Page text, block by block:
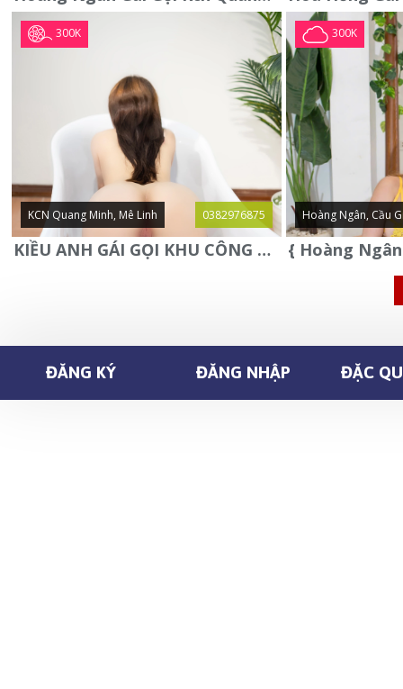
300K
KCN Quang Minh, Mê Linh 0382976875
KIỀU ANH GÁI GỌI KHU CÔNG NGHIỆP QUANG MINH - MÊ LINH
300K
Hoàng Ngân, Cầu
ĐĂNG KÝ ĐĂNG NHẬP ĐẶC